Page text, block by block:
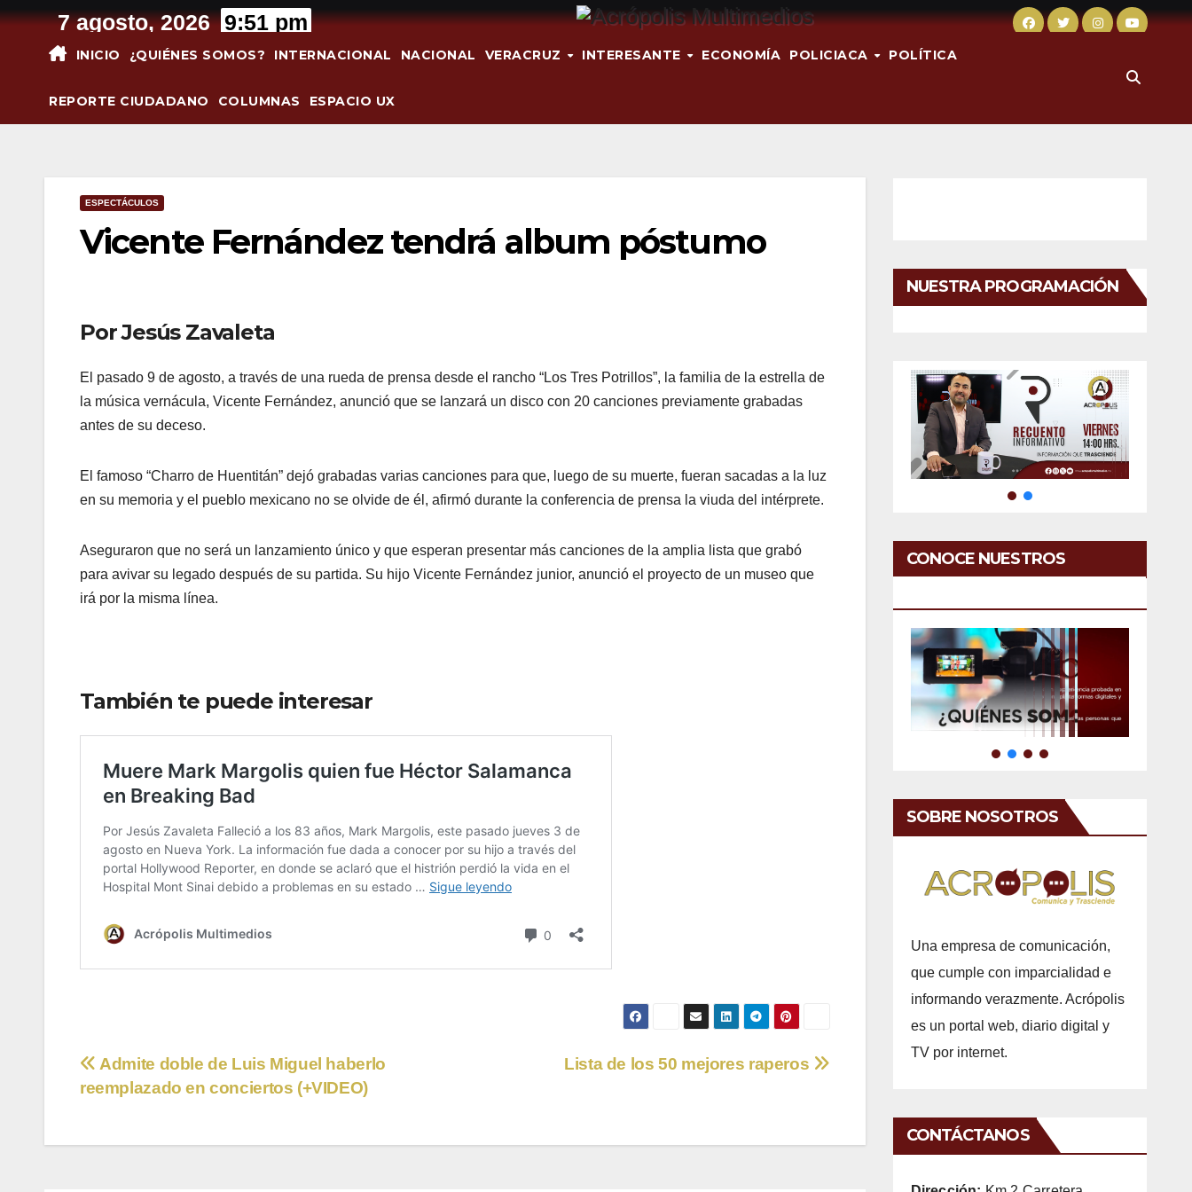
Saltar
contenido
7 agosto, 2026 9:51 pm
INICIO ¿QUIÉNES SOMOS? INTERNACIONAL NACIONAL VERACRUZ INTERESANTE ECONOMÍA POLICIACA POLÍTICA
REPORTE CIUDADANO COLUMNAS ESPACIO UX
ESPECTÁCULOS
Vicente Fernández tendrá album póstumo
Por Jesús Zavaleta
El pasado 9 de agosto, a través de una rueda de prensa desde el rancho “Los Tres Potrillos”, la familia de la estrella de
la música vernácula, Vicente Fernández, anunció que se lanzará un disco con 20 canciones previamente grabadas
antes de su deceso.
El famoso “Charro de Huentitán” dejó grabadas varias canciones para que, luego de su muerte, fueran sacadas a la luz
en su memoria y el pueblo mexicano no se olvide de él, afirmó durante la conferencia de prensa la viuda del intérprete.
Aseguraron que no será un lanzamiento único y que esperan presentar más canciones de la amplia lista que grabó
para avivar su legado después de su partida. Su hijo Vicente Fernández junior, anunció el proyecto de un museo que
irá por la misma línea.
También te puede interesar
Navegación
entradas
Lista de los 50 mejores raperos
Admite doble de Luis Miguel haberlo
reemplazado en conciertos (+VIDEO)
NUESTRA PROGRAMACIÓN
CONOCE NUESTROS
SOBRE NOSOTROS
Una empresa de comunicación,
que cumple con imparcialidad e
informando verazmente. Acrópolis
es un portal web, diario digital y
TV por internet.
CONTÁCTANOS